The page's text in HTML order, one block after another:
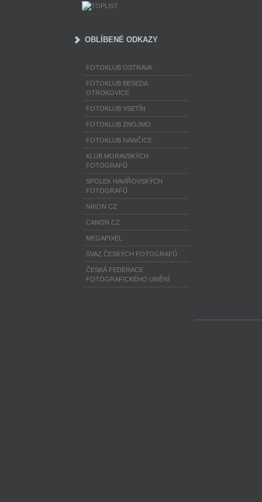
OBLÍBENÉ ODKAZY
FOTOKLUB OSTRAVA
FOTOKLUB BESEDA
OTROKOVICE
FOTOKLUB VSETÍN
FOTOKLUB ZNOJMO
FOTOKLUB IVANČICE
KLUB MORAVSKÝCH
FOTOGRAFŮ
SPOLEK HAVÍŘOVSKÝCH
FOTOGRAFŮ
NIKON CZ
CANON CZ
MEGAPIXEL
SVAZ ČESKÝCH FOTOGRAFŮ
ČESKÁ FEDERACE
FOTOGRAFICKÉHO UMĚNÍ